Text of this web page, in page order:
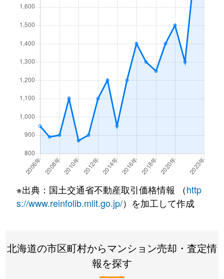
月寒東１条
2,100万円 福住
月寒東１条
福住
月寒東１条
3,400万円 福住
月寒東１条
3,500万円
月寒東１条
800万円
月寒東１条
1,900万円 福住
徒歩
月寒東１条
1,100万円 福住
月寒東２条
640万円 月寒中央
月寒東２条
2,500万円 福住
徒歩
2,800万円
※出典：国土交通省不動産取引価格情報 （http
s://www.reinfolib.mlit.go.jp/）を加工して作成
北海道の市区町村からマンション売却・査定情
報を探す